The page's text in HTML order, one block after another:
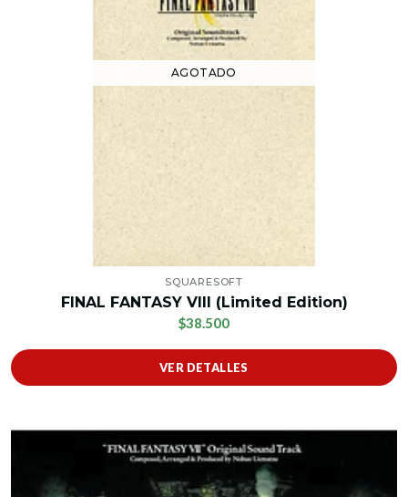
AGOTADO
SQUARESOFT
FINAL FANTASY VIII (Limited Edition)
$38.500
VER DETALLES